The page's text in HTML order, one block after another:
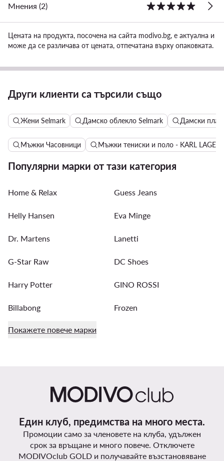
Мнения (2)
Цената на продукта, посочена на сайта modivo.bg, е актуална и
може да се различава от цената, отпечатана върху опаковката.
Други клиенти са търсили също
Жени Selmark Дамско облекло Selmark Дамски
Мъжки Часовници Мъжки тениски и поло - KARL
Популярни марки от тази категория
Home & Relax Guess Jeans
Helly Hansen Eva Minge
Dr. Martens Lanetti
G-Star Raw DC Shoes
Harry Potter GINO ROSSI
Billabong Frozen
Покажете повече марки
Един клуб, предимства на много места.
Промоции само за членовете на клуба, удължен
срок за връщане и много повече. Отключете
MODIVOclub GOLD и получавайте възстановяване